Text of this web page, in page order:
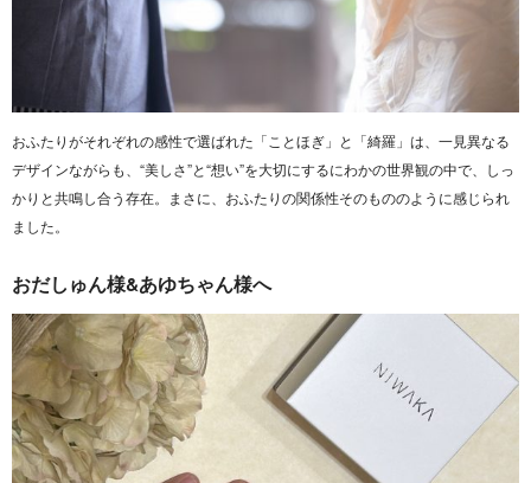
おふたりがそれぞれの感性で選ばれた「ことほぎ」と「綺羅」は、一見異なる
デザインながらも、“美しさ”と“想い”を大切にするにわかの世界観の中で、しっ
かりと共鳴し合う存在。まさに、おふたりの関係性そのもののように感じられ
ました。
おだしゅん様&あゆちゃん様へ